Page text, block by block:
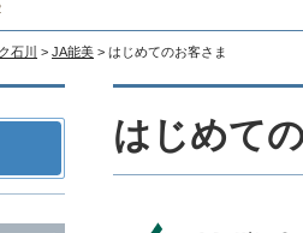
石川 > JA能美 > はじめてのお客さま
はじめて